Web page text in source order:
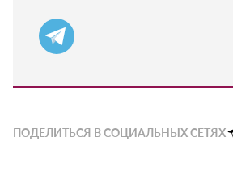
ПОДЕЛИТЬСЯ В СОЦИАЛЬНЫХ СЕТЯХ